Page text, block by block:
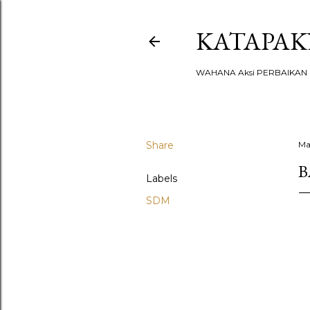
WAHANA Aksi
Share
Labels
SDM